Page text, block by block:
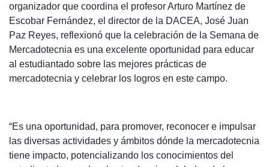
organizador que coordina el profesor Arturo Martínez de
Escobar Fernández, el director de la DACEA, José Juan
Paz Reyes, reflexionó que la celebración de la Semana de
Mercadotecnia es una excelente oportunidad para educar
al estudiantado sobre las mejores prácticas de
mercadotecnia y celebrar los logros en este campo.
“Es una oportunidad, para promover, reconocer e impulsar
las diversas actividades y ámbitos dónde la mercadotecnia
tiene impacto, potencializando los conocimientos del